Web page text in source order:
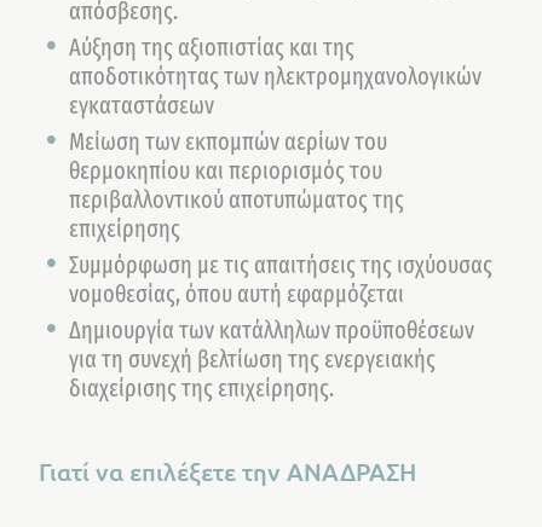
απόσβεσης.
Αύξηση της αξιοπιστίας και της
αποδοτικότητας των ηλεκτρομηχανολογικών
εγκαταστάσεων
Μείωση των εκπομπών αερίων του
θερμοκηπίου και περιορισμός του
περιβαλλοντικού αποτυπώματος της
επιχείρησης
Συμμόρφωση με τις απαιτήσεις της ισχύουσας
νομοθεσίας, όπου αυτή εφαρμόζεται
Δημιουργία των κατάλληλων προϋποθέσεων
για τη συνεχή βελτίωση της ενεργειακής
διαχείρισης της επιχείρησης.
Γιατί να επιλέξετε την ΑΝΑΔΡΑΣΗ